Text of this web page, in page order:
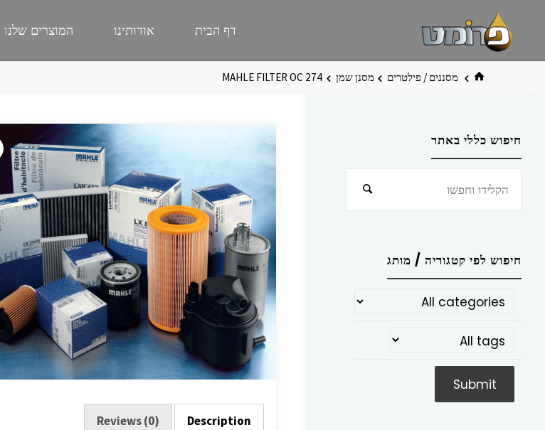
דף הבית אודותינו המוצרים שלנו
בית מסננים / פילטרים מסנן שמן MAHLE FILTER OC 274
Description
Reviews (0)
חיפוש כללי באתר
חיפוש
חיפוש לפי קטגוריה / מותג